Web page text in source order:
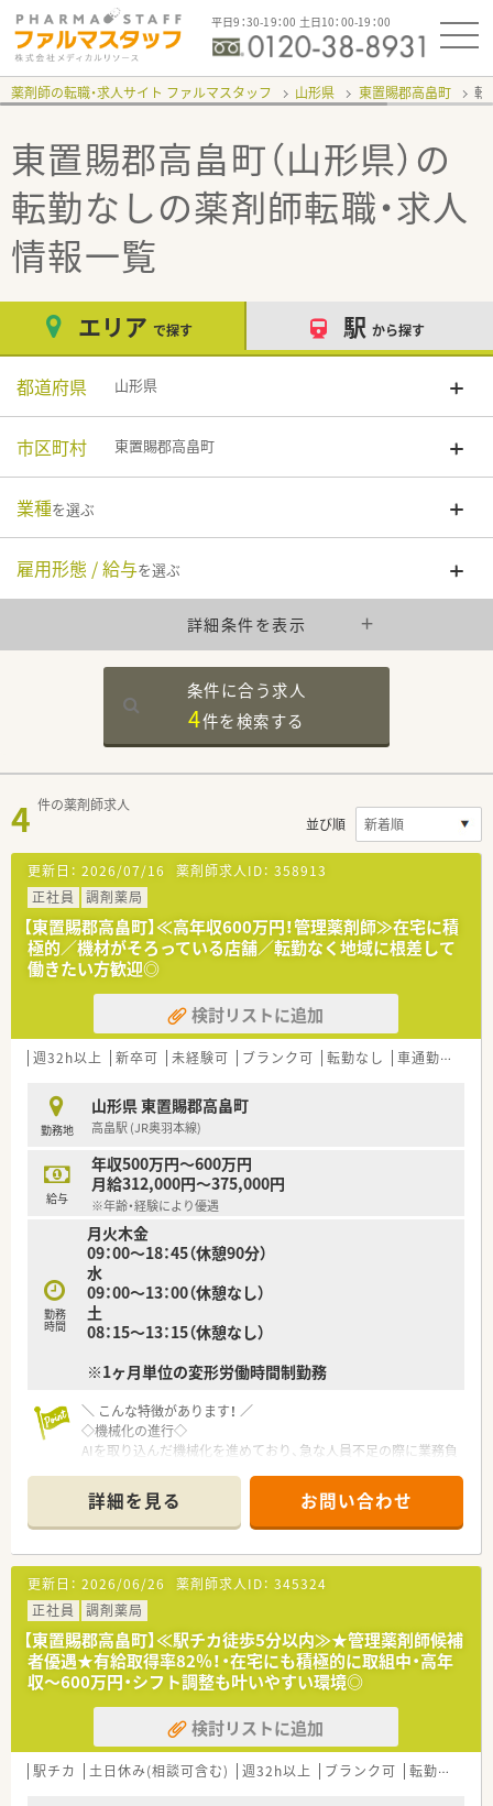
平日9：30-19：00 土日10：00-19：00
薬剤師の転職・求人サイト ファルマスタッフ 山形県 東置賜郡高畠町 転
東置賜郡高畠町（山形県）の
転勤なしの薬剤師転職・求人
情報一覧
エリア で探す 駅 から探す
都道府県 山形県
市区町村 東置賜郡高畠町
業種を選ぶ
雇用形態 / 給与を選ぶ
詳細条件を表示
条件に合う求人
4件を検索する
4 件の薬剤師求人
並び順
更新日： 2026/07/16 薬剤師求人ID： 358913
正社員
調剤薬局
【東置賜郡高畠町】≪高年収600万円！管理薬剤師≫在宅に積
極的／機材がそろっている店舗／転勤なく地域に根差して
働きたい方歓迎◎
検討リストに追加
週32h以上 新卒可 未経験可 ブランク可 転勤なし 車通勤可
勤務地
山形県 東置賜郡高畠町
高畠駅 (JR奥羽本線)
給与
年収500万円～600万円
月給312,000円～375,000円
※年齢・経験により優遇
勤務
時間
月火木金
09：00～18：45（休憩90分）
水
09：00～13：00（休憩なし）
土
08：15～13：15（休憩なし）
※1ヶ月単位の変形労働時間制勤務
＼ こんな特徴があります！ ／
◇機械化の進行◇
AIを取り込んだ機械化を進めており、急な人員不足の際に業務負
働きやすい環境づくりを重視しています。
◆在宅医療への積極参加◆
新規契約は増加傾向にありますが、まだまだ取り組みが及んでい
ない店舗もあるため、
同社では「在宅支援チーム」を設けており、在宅への疑問や契約
取得のサポートを行っています。
◇『一緒に成長する』ための研修制度◇
同社では医療事務の方と一緒に研修を行ってるのが特徴の1つ
で、一緒に働く意識を持つために行っています。
そのため、同期との関係をしっかり築くことが出来ます。
他にも、海外研修や介護施設への研修も行っており、これからま
た開催する予定です。
更に、今後を担う薬剤師へ成長して頂くために、elearning受講や
詳細を見る お問い合わせ
更新日： 2026/06/26 薬剤師求人ID： 345324
正社員
調剤薬局
【東置賜郡高畠町】≪駅チカ徒歩5分以内≫★管理薬剤師候補
者優遇★有給取得率82％！・在宅にも積極的に取組中・高年
収～600万円・シフト調整も叶いやすい環境◎
検討リストに追加
駅チカ 土日休み(相談可含む) 週32h以上 ブランク可 転勤なし